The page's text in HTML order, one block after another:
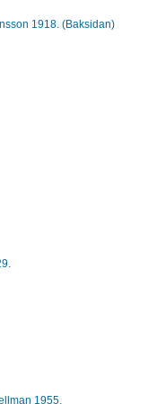
1918. (Baksidan)
1955.